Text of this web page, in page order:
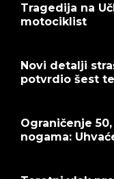
Tragedija na
motociklist
Novi detalji
potvrdio šest
Ograničenje
nogama: